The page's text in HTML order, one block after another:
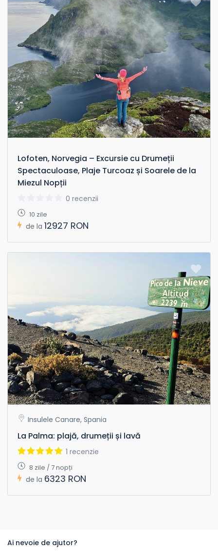
Lofoten, Norvegia – Excursie cu Drumeții
Spectaculoase, Plaje Turcoaz și Soarele de la
Miezul Nopții
0 recenzii
10 zile
de la 12927 RON
Insulele Canare, Spania
La Palma: plajă, drumeții și lavă
1 recenzie
8 zile / 7 nopți
de la 6323 RON
Ai nevoie de ajutor?